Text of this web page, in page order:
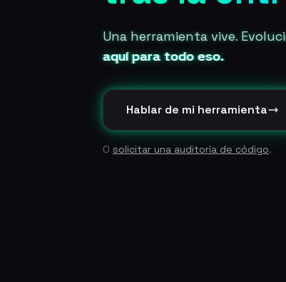
Una herramienta vive.
aquí para todo eso.
Hablar de mi herramienta
O solicitar una auditoría de código.